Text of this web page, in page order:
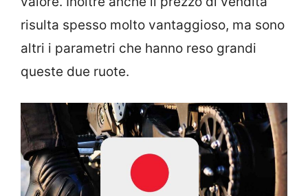
risulta spesso molto vantaggioso, ma sono
altri i parametri che hanno reso grandi
queste due ruote.